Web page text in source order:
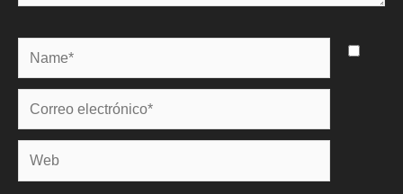
Name*
Correo
electrónico*
Web